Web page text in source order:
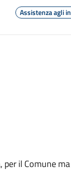
Assistenza agli
il Comune